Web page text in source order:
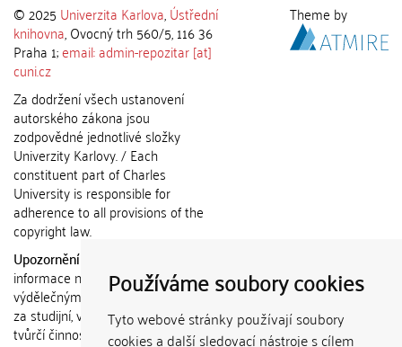
Používáme soubory cookies
Tyto webové stránky používají soubory
cookies a další sledovací nástroje s cílem
© 2025 Univerzita Karlova,Ústřední
knihovna, Ovocný trh 560/5, 116 36
Praha 1;email: admin-repozitar [at]
cuni.cz
Za dodržení všech ustanovení
autorského zákona jsou
zodpovědné jednotlivé složky
Univerzity Karlovy. / Each
constituent part of Charles
University is responsible for
adherence to all provisions of the
copyright law.
Upozornění / Notice:
informace nemohou být použity k
výdělečným účelům nebo vydávány
za studijní, vědeckou nebo jinou
tvůrčí činnost jiné osoby než autora.
Theme by